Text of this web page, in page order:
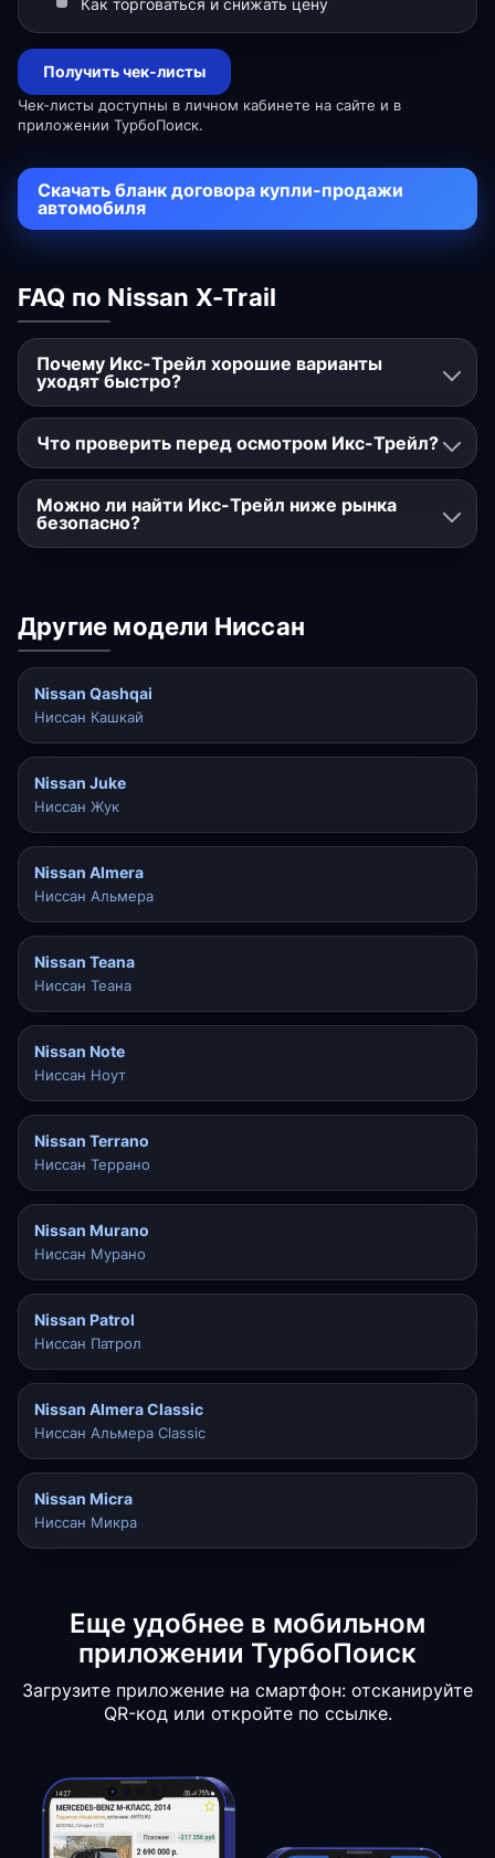
Как торговаться и снижать цену
Получить чек-листы
Чек-листы доступны в личном кабинете на сайте и в
приложении ТурбоПоиск.
Скачать бланк договора купли-продажи
автомобиля
FAQ по Nissan X-Trail
Почему Икс-Трейл хорошие варианты
уходят быстро?
Что проверить перед осмотром Икс-Трейл?
Можно ли найти Икс-Трейл ниже рынка
безопасно?
Другие модели Ниссан
Nissan Qashqai
Ниссан Кашкай
Nissan Juke
Ниссан Жук
Nissan Almera
Ниссан Альмера
Nissan Teana
Ниссан Теана
Nissan Note
Ниссан Ноут
Nissan Terrano
Ниссан Террано
Nissan Murano
Ниссан Мурано
Nissan Patrol
Ниссан Патрол
Nissan Almera Classic
Ниссан Альмера Classic
Nissan Micra
Ниссан Микра
Еще удобнее в мобильном
приложении ТурбоПоиск
Загрузите приложение на смартфон: отсканируйте
QR-код или откройте по ссылке.